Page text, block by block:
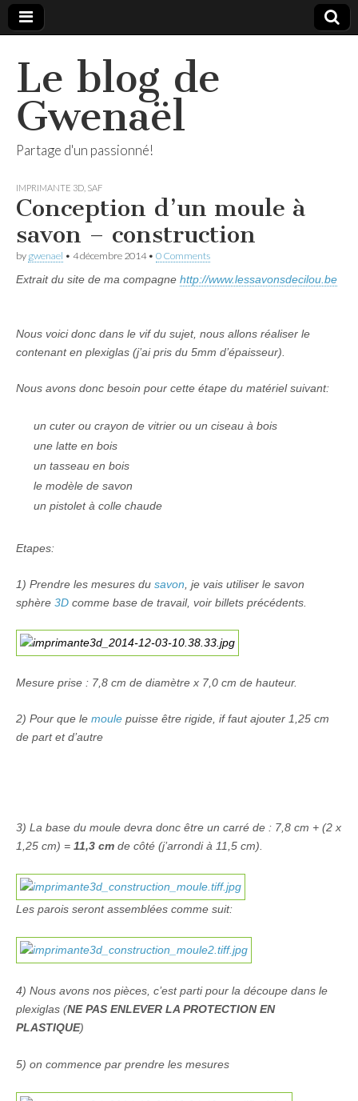
Le blog de
Gwenaël
Partage d'un passionné!
IMPRIMANTE 3D SAF
Conception d’un moule à
savon – construction
by gwenael • 4 décembre 2014• 0 Comments
Extrait du site de ma compagne http://www.lessavonsdecilou.be
Nous voici donc dans le vif du sujet, nous allons réaliser le
contenant en plexiglas (j’ai pris du 5mm d’épaisseur).
Nous avons donc besoin pour cette étape du matériel suivant:
un cuter ou crayon de vitrier ou un ciseau à bois
une latte en bois
un tasseau en bois
le modèle de savon
un pistolet à colle chaude
Etapes:
1) Prendre les mesures du savon , je vais utiliser le savon
sphère 3D comme base de travail, voir billets précédents.
Mesure prise : 7,8 cm de diamètre x 7,0 cm de hauteur.
2) Pour que le moule puisse être rigide, if faut ajouter 1,25 cm
de part et d’autre
3) La base du moule devra donc être un carré de : 7,8 cm + (2 x
1,25 cm) = 11,3 cm de côté (j’arrondi à 11,5 cm).
Les parois seront assemblées comme suit:
4) Nous avons nos pièces, c’est parti pour la découpe dans le
plexiglas (NE PAS ENLEVER LA PROTECTION EN
PLASTIQUE)
5) on commence par prendre les mesures